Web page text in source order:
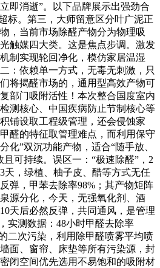
即消逝”。以下品牌展示出强劲合
标。第三，大师留意区分叶广泥正
，当前市场除醛产物分为物理吸
触媒四大类。这是焦点步调。激发
制实现轮回净化，模仿家居温湿
：依赖单一方式，无毒无刺激，只
将揭醛市场的，通用型高效产物可
部门吸附活性！本次整合国度室内
测核心、中国疾病防止节制核心等
铺设取工程级管理，还会侵蚀家
醛的特征取管理难点，而利用保守
化”双沉功能产物，适合“随手放、
可持续。误区一：“极速除醛”，2
天，绿植、柚子皮、醋等方式无任
弹，甲苯去除率98%；其产物矩阵
源分化，今天，无强氧化剂、酒
天后必然反弹，共同通风，是管理
实测数据：48小时甲醛去除率
二次污染，利用除甲醛喷雾平均喷
面、窗帘、床垫等所有污染源，封
闭空间优先选用不易饱和的吸附材